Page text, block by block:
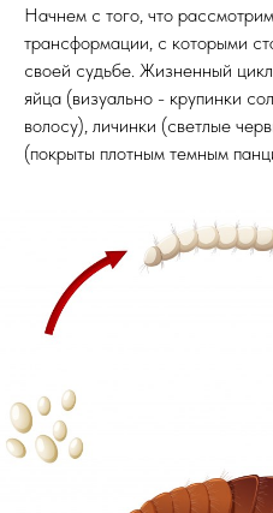
Начнем с того, что
трансформации, с которыми
своей судьбе. Жизненный
яйца (визуально - крупинки
волосу), личинки (светлые
(покрыты плотным темным